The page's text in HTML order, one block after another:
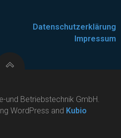
Datenschutzerklärung
Impressum
und Betriebstechnik GmbH.
WordPress and Kubio